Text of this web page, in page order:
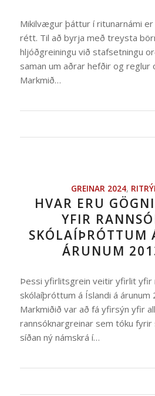
Mikilvægur þáttur í ritunarnámi
rétt. Til að byrja með treysta
hljóðgreiningu við stafsetningu
saman um aðrar hefðir og reglur
Markmið…
GREINAR 2024,
HVAR ERU
YFIR
SKÓLAÍÞRÓTTUM
ÁRUNUM
Þessi yfirlitsgrein veitir yfirlit yfir
skólaíþróttum á Íslandi á árunum
Markmiðið var að fá yfirsýn yfir
rannsóknargreinar sem tóku
síðan ný námskrá í…